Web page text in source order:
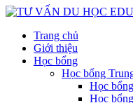
Trang chủ
Giới thiệu
Học bổng
Học bổng
Học
Học